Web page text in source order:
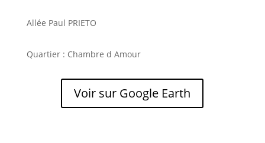
Allée Paul PRIETO
Quartier : Chambre d Amour
Voir sur Google Earth